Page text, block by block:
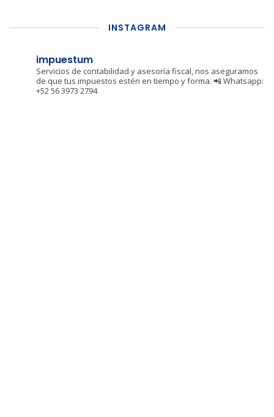
INSTAGRAM
impuestum
Servicios de contabilidad y asesoría fiscal, nos aseguramos
de que tus impuestos estén en tiempo y forma. 📲 Whatsapp:
+52 56 3973 2794